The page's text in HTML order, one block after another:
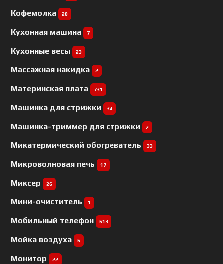
Кофемолка 20
Кухонная машина 7
Кухонные весы 23
Массажная накидка 2
Материнская плата 731
Машинка для стрижки 34
Машинка-триммер для стрижки 2
Микатермический обогреватель 33
Микроволновая печь 17
Миксер 26
Мини-очиститель 1
Мобильный телефон 613
Мойка воздуха 6
Монитор 22